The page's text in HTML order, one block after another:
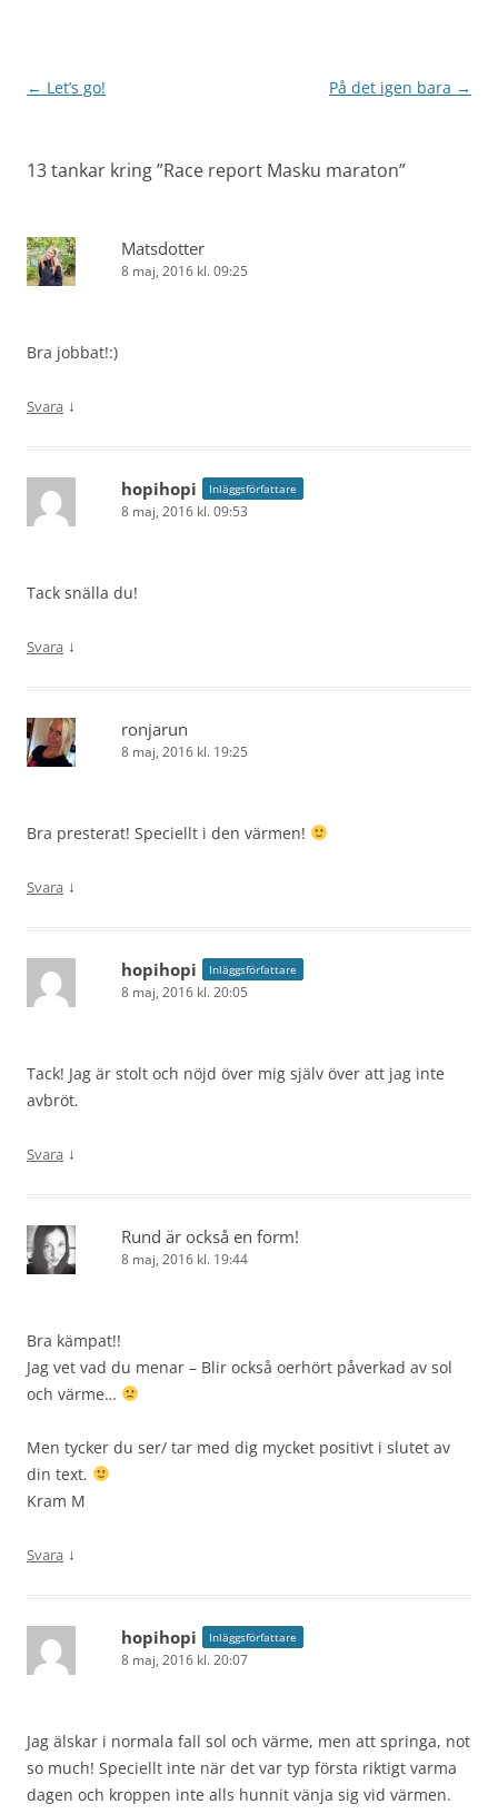
Inläggsnavigering
← Let’s go! På det igen bara →
13 tankar kring ”Race report Masku maraton”
Matsdotter
8 maj, 2016 kl. 09:25
Bra jobbat!:)
Svara ↓
hopihopi Inläggsförfattare
8 maj, 2016 kl. 09:53
Tack snälla du!
Svara ↓
ronjarun
8 maj, 2016 kl. 19:25
Bra presterat! Speciellt i den värmen!
Svara ↓
hopihopi Inläggsförfattare
8 maj, 2016 kl. 20:05
Tack! Jag är stolt och nöjd över mig själv över att jag inte
avbröt.
Svara ↓
Rund är också en form!
8 maj, 2016 kl. 19:44
Bra kämpat!!
Jag vet vad du menar – Blir också oerhört påverkad av sol
och värme…
Men tycker du ser/ tar med dig mycket positivt i slutet av
din text.
Kram M
Svara ↓
hopihopi Inläggsförfattare
8 maj, 2016 kl. 20:07
Jag älskar i normala fall sol och värme, men att springa, not
so much! Speciellt inte när det var typ första riktigt varma
dagen och kroppen inte alls hunnit vänja sig vid värmen.